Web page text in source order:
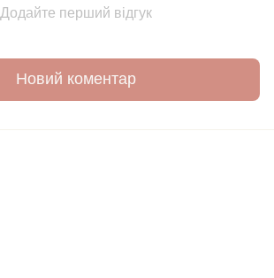
Додайте перший відгук
Новий коментар